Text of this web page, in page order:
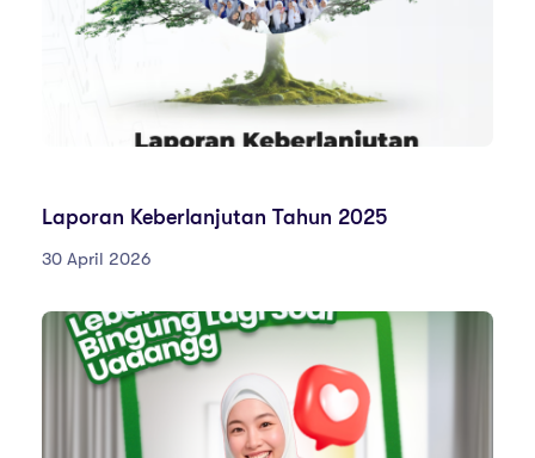
Laporan Keberlanjutan Tahun 2025
30 April 2026